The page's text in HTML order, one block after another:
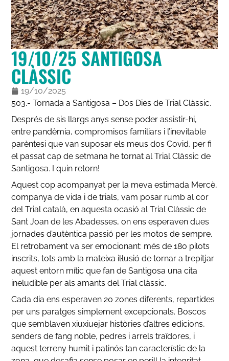
19/10/25 SANTIGOSA
CLÀSSIC
19/10/2025
503.- Tornada a Santigosa – Dos Dies de Trial Clàssic.
Després de sis llargs anys sense poder assistir-hi,
entre pandèmia, compromisos familiars i l’inevitable
parèntesi que van suposar els meus dos Covid, per fi
el passat cap de setmana he tornat al Trial Clàssic de
Santigosa. I quin retorn!
Aquest cop acompanyat per la meva estimada Mercè,
companya de vida i de trials, vam posar rumb al cor
del Trial català, en aquesta ocasió al Trial Clàssic de
Sant Joan de les Abadesses, on ens esperaven dues
jornades d’autèntica passió per les motos de sempre.
El retrobament va ser emocionant: més de 180 pilots
inscrits, tots amb la mateixa il·lusió de tornar a trepitjar
aquest entorn mític que fan de Santigosa una cita
ineludible per als amants del Trial clàssic.
Cada dia ens esperaven 20 zones diferents, repartides
per uns paratges simplement excepcionals. Boscos
que semblaven xiuxiuejar històries d’altres edicions,
senders de fang noble, pedres i arrels traïdores, i
aquest terreny humit i patinós tan característic de la